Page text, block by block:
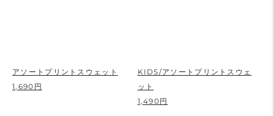
アソートプリントスウェット
1,690円
KIDS/アソートプリントスウェ
ット
1,490円